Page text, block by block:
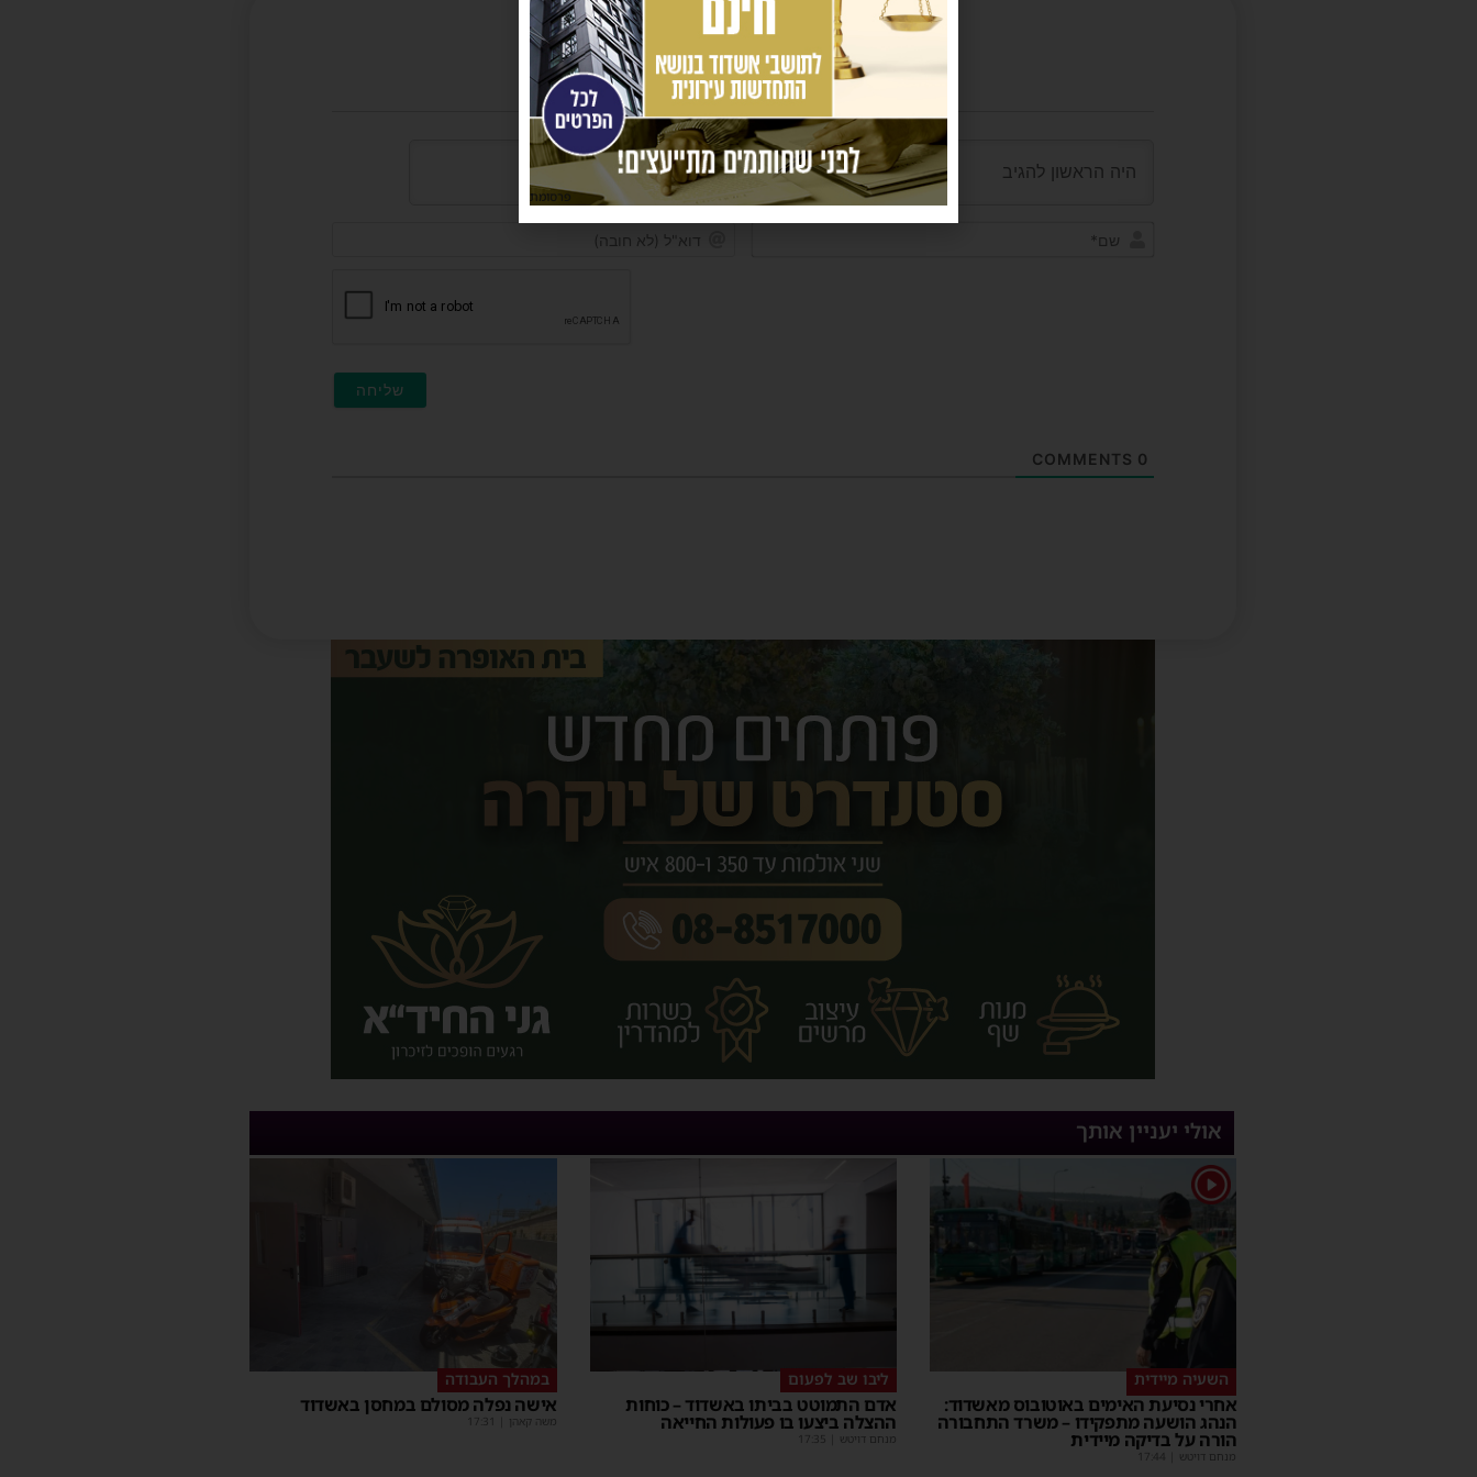
0
אולי יעניין אותך
1
השעיה מיידית
אחרי נסיעת האימים באוטובוס מאשדוד:
הנהג הושעה מתפקידו – משרד התחבורה
הורה על בדיקה מיידית
מנחם דויטש 17:44
ליבו שב לפעום
אדם התמוטט בביתו באשדוד – כוחות
ההצלה ביצעו בו פעולות החייאה
מנחם דויטש 17:35
במהלך העבודה
אישה נפלה מסולם במחסן באשדוד
משה קאהן 17:31
פרסומת